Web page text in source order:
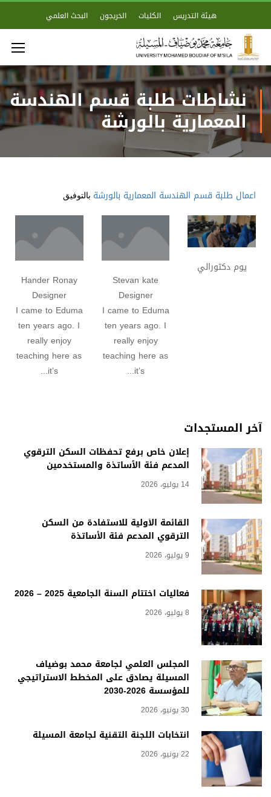
هيئة التدريس الكليات الخريجون البحث العلمي
نشاطات طلبة قسم الهندسة
المعمارية بالورشة
اعمال طلبة قسم الهندسة المعمارية بالورشة بالتوفيق
يوم دكتورالي
Stevan kate
Designer
I came to Eduma
ten years ago. I
really enjoy
teaching here as
it’s...
Hander Ronay
Designer
I came to Eduma
ten years ago. I
really enjoy
teaching here as
it’s...
آخر المستجدات
إعلان خاص برفع تحفظات السكن الترقوي
المدعم فئة الأساتذة والمستخدمين
14 يوليو، 2026
القائمة الأولية للاستفادة من السكن
الترقوي المدعم فئة الأساتذة
9 يوليو، 2026
فعاليات اختتام السنة الجامعية 2025 – 2026
8 يوليو، 2026
المجلس العلمي لجامعة محمد بوضياف
المسيلة يصادق على المخطط الاستراتيجي
للمؤسسة 2026-2030
30 يونيو، 2026
انتخابات اللجنة التقنية لجامعة المسيلة
22 يونيو، 2026